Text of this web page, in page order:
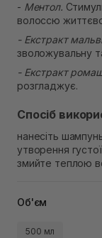
- Ментол.
волоссю
- Екстракт
зволожувальну
- Екстракт
розгладжує.
Спосіб
нанесіть
утворення
змийте теплою
Об'єм
500 мл